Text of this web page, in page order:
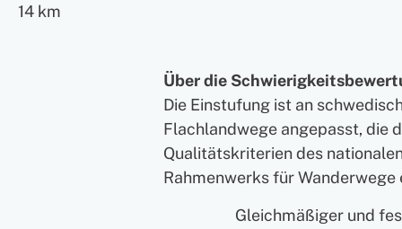
14 km
Über die
Die Einstufung ist an
Flachlandwege angepasst, die
Qualitätskriterien des
Rahmenwerks für Wanderwege
Gleichmäßiger und